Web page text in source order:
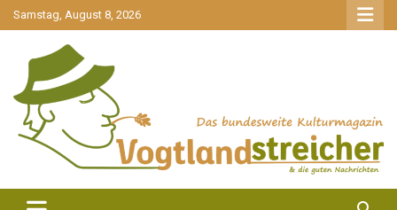
gehe
zum
Samstag, August 8, 2026
Vogtlandstreicher